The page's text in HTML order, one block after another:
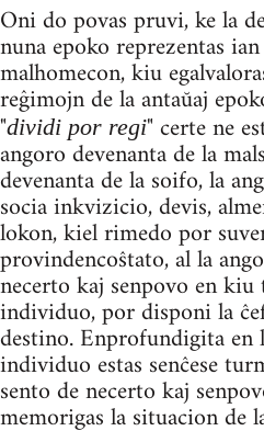
Oni do povas pruvi, ke la
nuna epoko reprezentas
malhomecon, kiu
reĝimojn de la antaŭaj
"dividi por regi" certe ne
angoro devenanta de la
devenanta de la soifo, la
socia inkvizicio, devis,
lokon, kiel rimedo por
provindencoŝtato, al la
necerto kaj senpovo en
individuo, por disponi la
destino. Enprofundigita en
individuo estas senĉese
sento de necerto kaj
memorigas la situacion de